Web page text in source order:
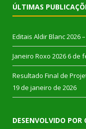
ÚLTIMAS
Editais Aldir Blanc 2026 –
Janeiro Roxo 2026 6 de
Resultado Final de
19 de janeiro de 2026
DESENVOLVIDO POR